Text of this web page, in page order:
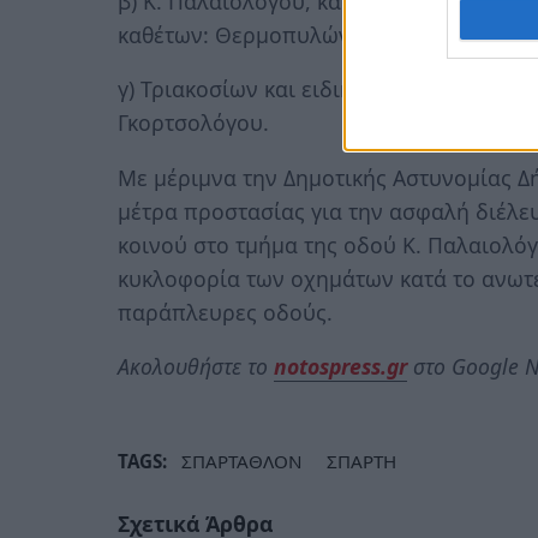
καθέτων: Θερμοπυλών και Τριακοσίων,
γ) Τριακοσίων και ειδικότερα στο τμήμα
Γκορτσολόγου.
Με μέριμνα την Δημοτικής Αστυνομίας
μέτρα προστασίας για την ασφαλή
κοινού στο τμήμα της οδού Κ.
κυκλοφορία των οχημάτων κατά το
παράπλευρες οδούς.
Ακολουθήστε το notospress.grστο Google
TAGS: ΣΠΑΡΤΑΘΛΟΝ ΣΠΑΡΤΗ
Σχετικά Άρθρα